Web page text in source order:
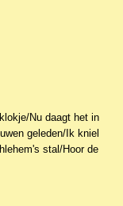
Nu daagt het in
geleden/Ik kniel
stal/Hoor de